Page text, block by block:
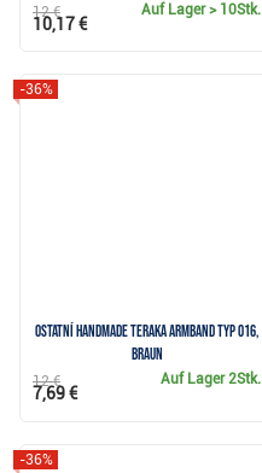
Auf Lager> 10Stk.
12 €
10,17 €
Ostatní Handmade Teraka Armband Typ 016,
braun
-36%
Auf Lager2Stk.
12 €
7,69 €
-36%